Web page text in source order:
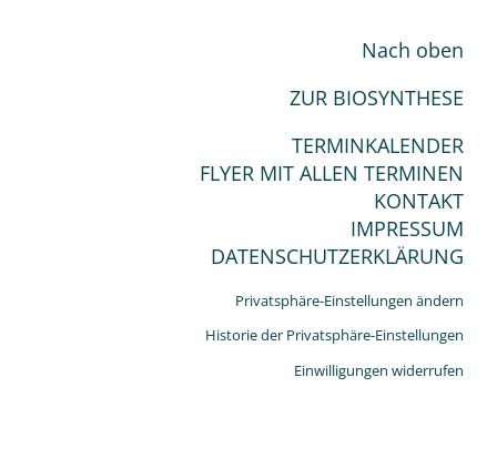
Nach oben
ZUR BIOSYNTHESE
TERMINKALENDER
FLYER MIT ALLEN TERMINEN
KONTAKT
IMPRESSUM
DATENSCHUTZERKLÄRUNG
Privatsphäre-Einstellungen ändern
Historie der Privatsphäre-Einstellungen
Einwilligungen widerrufen